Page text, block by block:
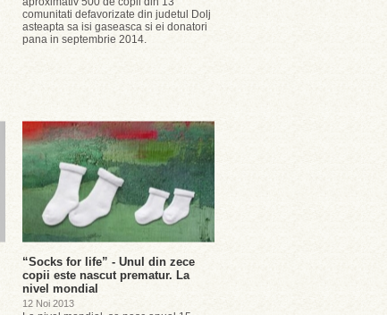
comunitati defavorizate din judetul Dolj
asteapta sa isi gaseasca si ei donatori
pana in septembrie 2014.
“Socks for life” - Unul din zece
copii este nascut prematur. La
nivel mondial
12 Noi 2013